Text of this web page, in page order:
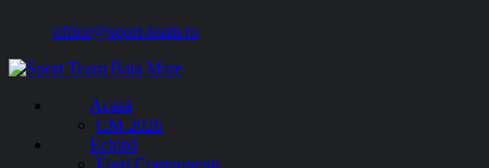
office@sport-team.ro
Acasă
CM 2026
Echipă
Foști Componenți